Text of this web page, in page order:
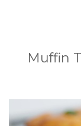
Muffin